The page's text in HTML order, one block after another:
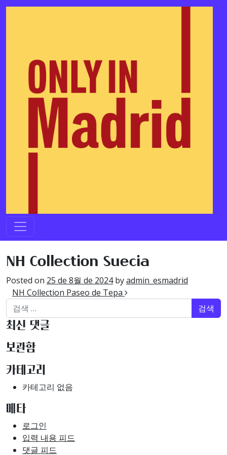
콘텐츠로 바로가기
메인 내비게이션
NH Collection Suecia​
Posted on 25 de 8월 de 2024byadmin_esmadrid
글 내비게이션
NH Collection Paseo de Tepa​
검색어:
최신 댓글
보관함
카테고리
카테고리 없음
메타
로그인
입력 내용 피드
댓글 피드